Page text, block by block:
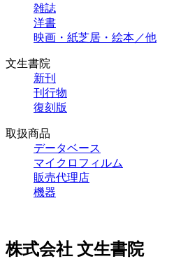
雑誌
洋書
映画・紙芝居・絵本／他
文生書院
新刊
刊行物
復刻版
取扱商品
データベース
マイクロフィルム
販売代理店
機器
株式会社 文生書院